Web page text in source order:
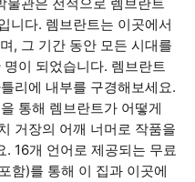
니다. 렘브란트는 이곳에서
, 그 기간 동안 모든 시대를
이 되었습니다. 렘브란트
리에 내부를 구경해보세요.
통해 렘브란트가 어떻게
거장의 어깨 너머로 작품을
16개 언어로 제공되는 무료
함)를 통해 이 집과 이곳에